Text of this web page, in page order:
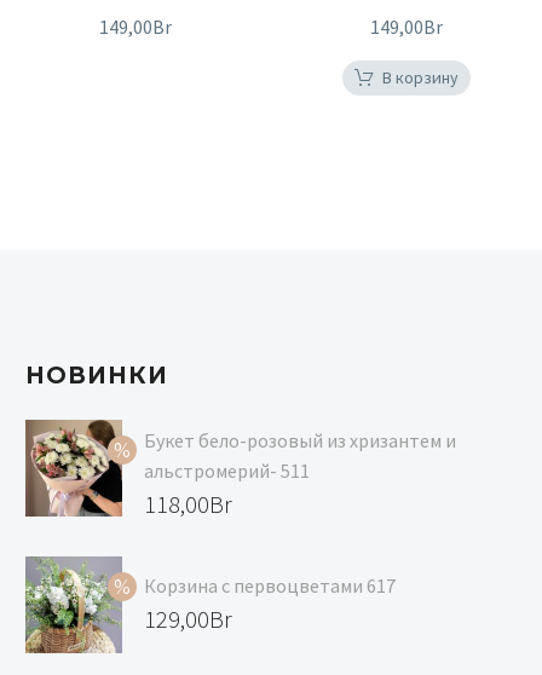
149,00Br 149,00Br
В корзину
НОВИНКИ
Букет бело-розовый из хризантем и
альстромерий- 511
Первоначальная
составляла
129,00Br.
118,00Br
цена:
118,00Br.
Корзина с первоцветами 617
Первоначальная
129,00Br